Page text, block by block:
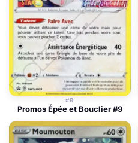
#9
Promos Épée et Bouclier #9